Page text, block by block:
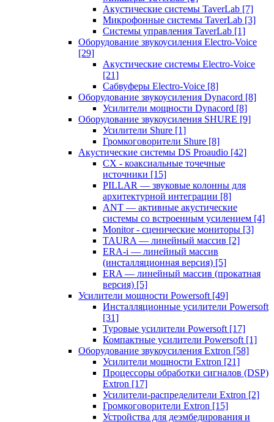
Акустические системы TaverLab [7]
Микрофонные системы TaverLab [3]
Системы управления TaverLab [1]
Оборудование звукоусиления Electro-Voice
[29]
Акустические системы Electro-Voice
[21]
Сабвуферы Electro-Voice [8]
Оборудование звукоусиления Dynacord [8]
Усилители мощности Dynacord [8]
Оборудование звукоусиления SHURE [9]
Усилители Shure [1]
Громкоговорители Shure [8]
Акустические системы DS Proaudio [42]
CX - коаксиальные точечные
источники [15]
PILLAR — звуковые колонны для
архитектурной интеграции [8]
ANT — активные акустические
системы со встроенным усилением [4]
Monitor - сценические мониторы [3]
TAURA — линейный массив [2]
ERA-i — линейный массив
(инсталляционная версия) [5]
ERA — линейный массив (прокатная
версия) [5]
Усилители мощности Powersoft [49]
Инсталляционные усилители Powersoft
[31]
Туровые усилители Powersoft [17]
Компактные усилители Powersoft [1]
Оборудование звукоусиления Extron [58]
Усилители мощности Extron [21]
Процессоры обработки сигналов (DSP)
Extron [17]
Усилители-распределители Extron [2]
Громкоговорители Extron [15]
Устройства для деэмбедирования и